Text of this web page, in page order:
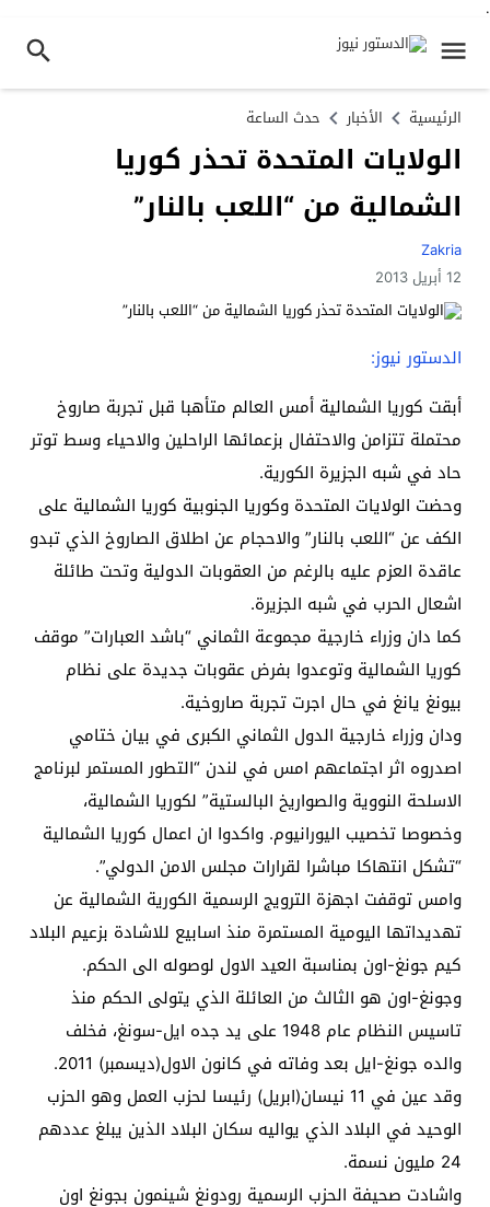
.
الرئيسية الأخبار حدث الساعة
الولايات المتحدة تحذر كوريا
الشمالية من “اللعب بالنار”
Zakria
12 أبريل 2013
الدستور نيوز:
أبقت كوريا الشمالية أمس العالم متأهبا قبل تجربة صاروخ
محتملة تتزامن والاحتفال بزعمائها الراحلين والاحياء وسط توتر
حاد في شبه الجزيرة الكورية.
وحضت الولايات المتحدة وكوريا الجنوبية كوريا الشمالية على
الكف عن “اللعب بالنار” والاحجام عن اطلاق الصاروخ الذي تبدو
عاقدة العزم عليه بالرغم من العقوبات الدولية وتحت طائلة
اشعال الحرب في شبه الجزيرة.
كما دان وزراء خارجية مجموعة الثماني “باشد العبارات” موقف
كوريا الشمالية وتوعدوا بفرض عقوبات جديدة على نظام
بيونغ يانغ في حال اجرت تجربة صاروخية.
ودان وزراء خارجية الدول الثماني الكبرى في بيان ختامي
اصدروه اثر اجتماعهم امس في لندن “التطور المستمر لبرنامج
الاسلحة النووية والصواريخ البالستية” لكوريا الشمالية،
وخصوصا تخصيب اليورانيوم. واكدوا ان اعمال كوريا الشمالية
“تشكل انتهاكا مباشرا لقرارات مجلس الامن الدولي”.
وامس توقفت اجهزة الترويج الرسمية الكورية الشمالية عن
تهديداتها اليومية المستمرة منذ اسابيع للاشادة بزعيم البلاد
كيم جونغ-اون بمناسبة العيد الاول لوصوله الى الحكم.
وجونغ-اون هو الثالث من العائلة الذي يتولى الحكم منذ
تاسيس النظام عام 1948 على يد جده ايل-سونغ، فخلف
والده جونغ-ايل بعد وفاته في كانون الاول(ديسمبر) 2011.
وقد عين في 11 نيسان(ابريل) رئيسا لحزب العمل وهو الحزب
الوحيد في البلاد الذي يواليه سكان البلاد الذين يبلغ عددهم
24 مليون نسمة.
واشادت صحيفة الحزب الرسمية رودونغ شينمون بجونغ اون